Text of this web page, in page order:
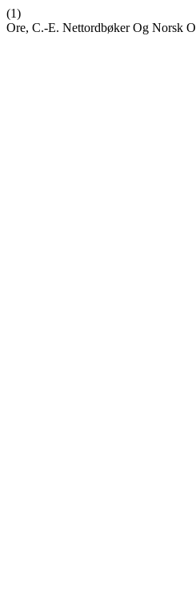
(1)
Ore, C.-E. Nettordbøker Og Norsk